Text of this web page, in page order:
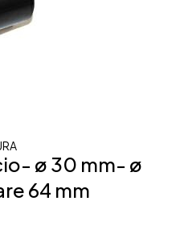
ø 30 mm- ø
64 mm